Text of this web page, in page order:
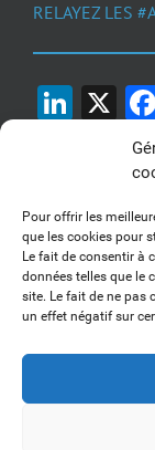
Pour offrir les
que les cookies pour
Le fait de consentir à
données telles que le
site. Le fait de ne pas
un effet négatif sur
RELAYEZ LES
X